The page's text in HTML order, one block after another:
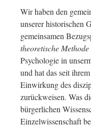
Wir haben den
unserer historischen
gemeinsamen
theoretische Methode
Psychologie in
und hat das seit
Einwirkung des
zurückweisen. Was
bürgerlichen
Einzelwissenschaft